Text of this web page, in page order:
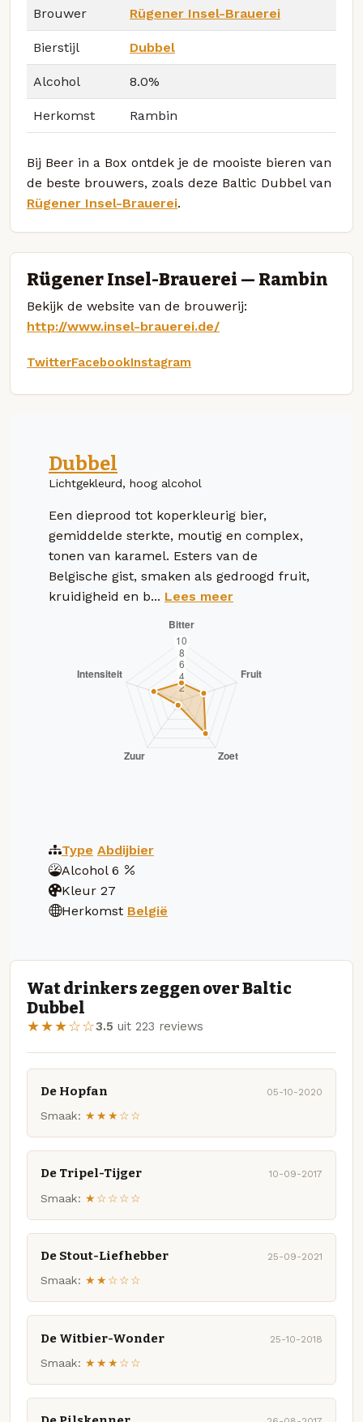
Brouwer Rügener Insel-Brauerei
Bierstijl Dubbel
Alcohol 8.0%
Herkomst Rambin
Bij Beer in a Box ontdek je de mooiste bieren van
de beste brouwers, zoals deze Baltic Dubbel van
Rügener Insel-Brauerei.
Rügener Insel-Brauerei — Rambin
Bekijk de website van de brouwerij:
http://www.insel-brauerei.de/
TwitterFacebookInstagram
Dubbel
Lichtgekleurd, hoog alcohol
Een dieprood tot koperkleurig bier,
gemiddelde sterkte, moutig en complex,
tonen van karamel. Esters van de
Belgische gist, smaken als gedroogd fruit,
kruidigheid en b... Lees meer
Type Abdijbier
Alcohol 6
Kleur 27
Herkomst België
Wat drinkers zeggen over Baltic
Dubbel
★★★☆☆3.5 uit 223 reviews
De Hopfan 05-10-2020
Smaak: ★★★☆☆
De Tripel-Tijger 10-09-2017
Smaak: ★☆☆☆☆
De Stout-Liefhebber 25-09-2021
Smaak: ★★☆☆☆
De Witbier-Wonder 25-10-2018
Smaak: ★★★☆☆